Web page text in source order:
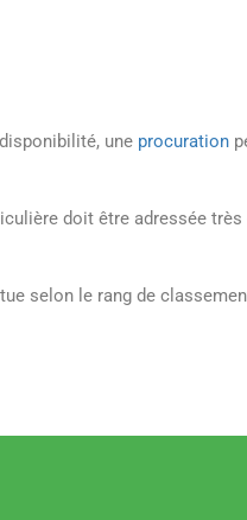
une procuration
doit être adressée très
selon le rang de